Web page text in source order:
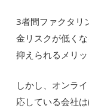
3者間ファクタリ
金リスクが低く
抑えられるメリッ
しかし、オンラ
応している会社